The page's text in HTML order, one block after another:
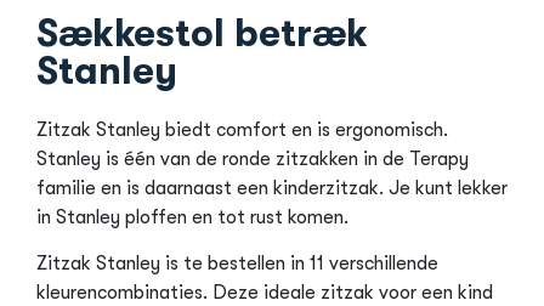
Sækkestol betræk
Stanley
Zitzak Stanley biedt comfort en is ergonomisch.
Stanley is één van de ronde zitzakken in de Terapy
familie en is daarnaast een kinderzitzak. Je kunt lekker
in Stanley ploffen en tot rust komen.
Zitzak Stanley is te bestellen in 11 verschillende
kleurencombinaties. Deze ideale zitzak voor een kind